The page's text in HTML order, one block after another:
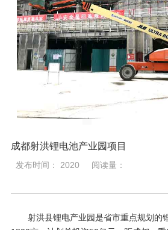
成都射洪锂电池产业园项目
发布时间： 2020 阅读量：
射洪县锂电产业园是省市重点规划的